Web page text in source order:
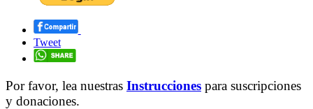
Tweet
Por favor, lea nuestras Instrucciones para suscripciones
y donaciones.